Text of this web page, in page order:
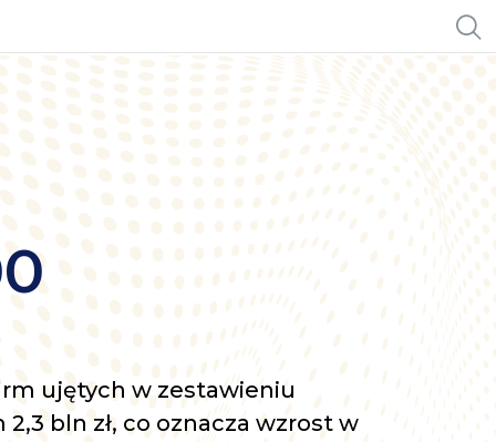
ujętych w zestawieniu
bln zł, co oznacza wzrost w